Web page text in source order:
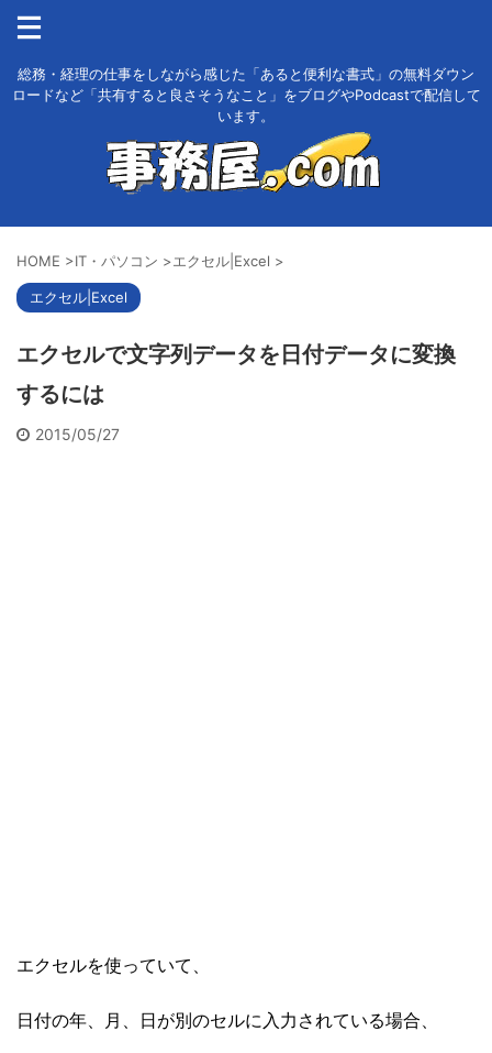
総務・経理の仕事をしながら感じた「あると便利な書式」の無料ダウン
ロードなど「共有すると良さそうなこと」をブログやPodcastで配信して
います。
HOME >IT・パソコン >エクセル|Excel >
エクセル|Excel
エクセルで文字列データを日付データに変換
するには
2015/05/27
エクセルを使っていて、
日付の年、月、日が別のセルに入力されている場合、